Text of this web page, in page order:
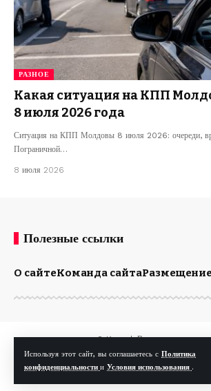
Используя этот сайт, вы соглашаетесь с Политика
конфиденциальности и Условия использования .
РАЗНОЕ
Какая ситуация на КПП
8 июля 2026 года
Ситуация на КПП Молдовы 8 июля 2026: очереди,
Пограничной…
8 июля 2026
Полезные ссылки
О сайтеКоманда сайта
© Kp.md. Все права